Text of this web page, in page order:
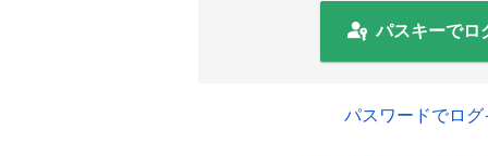
パスキーでロ
パスワードでログ